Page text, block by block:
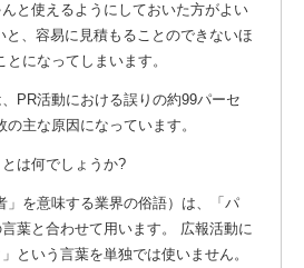
と使えるようにしておいた方がよい
と、容易に見積もることのできないほ
になってしまいます。
、PR活動における誤りの約99パーセ
主な原因になっています。
は何でしょうか?
」を意味する業界の俗語）は、「パ
葉と合わせて用います。 広報活動に
という言葉を単独では使いません。